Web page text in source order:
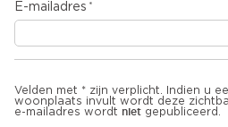
E-mailadres
Velden met * zijn verplicht. Indien u
woonplaats invult wordt deze
e-mailadres wordt niet gepubliceerd.